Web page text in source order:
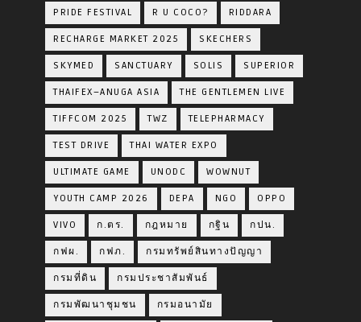
PRIDE FESTIVAL R U COCO? RIDDARA
RECHARGE MARKET 2025 SKECHERS
SKYMED SANCTUARY SOLIS SUPERIOR
THAIFEX–ANUGA ASIA THE GENTLEMEN LIVE
TIFFCOM 2025 TWZ TELEPHARMACY
TEST DRIVE THAI WATER EXPO
ULTIMATE GAME UNODC WOWNUT
YOUTH CAMP 2026 DEPA NGO OPPO
VIVO ก.ตร. กฎหมาย กฐิน กปน.
กฟผ. กฟภ. กรมทรัพย์สินทางปัญญา
กรมที่ดิน กรมประชาสัมพันธ์
กรมพัฒนาชุมชน กรมอนามัย